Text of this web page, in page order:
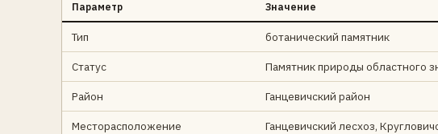
Параметр Значение
Тип ботанический памятник
Статус Памятник природы областного
Район Ганцевичский район
Месторасположение Ганцевичский лесхоз,